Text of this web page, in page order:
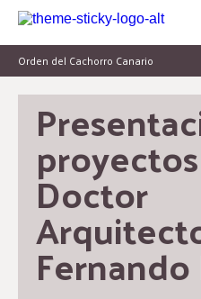
Orden del Cachorro Canario
Doctor